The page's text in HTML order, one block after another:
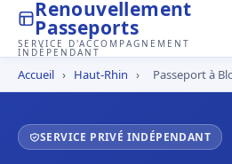
Renouvellement
Passeports
SERVICE D'ACCOMPAGNEMENT
INDÉPENDANT
Accueil › Haut-Rhin › Passeport à
SERVICE PRIVÉ INDÉPENDANT